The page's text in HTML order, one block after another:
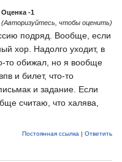
Оценка -1
(Авторизуйтесь, чтобы оценить)
подряд. Вообще, если
хор. Надолго уходит, в
то обижал, но я вообще
и билет, что-то
и задание. Если
считаю, что халява,
Постоянная ссылка | Ответить